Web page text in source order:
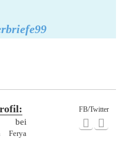
FB/Twitter
Ferya